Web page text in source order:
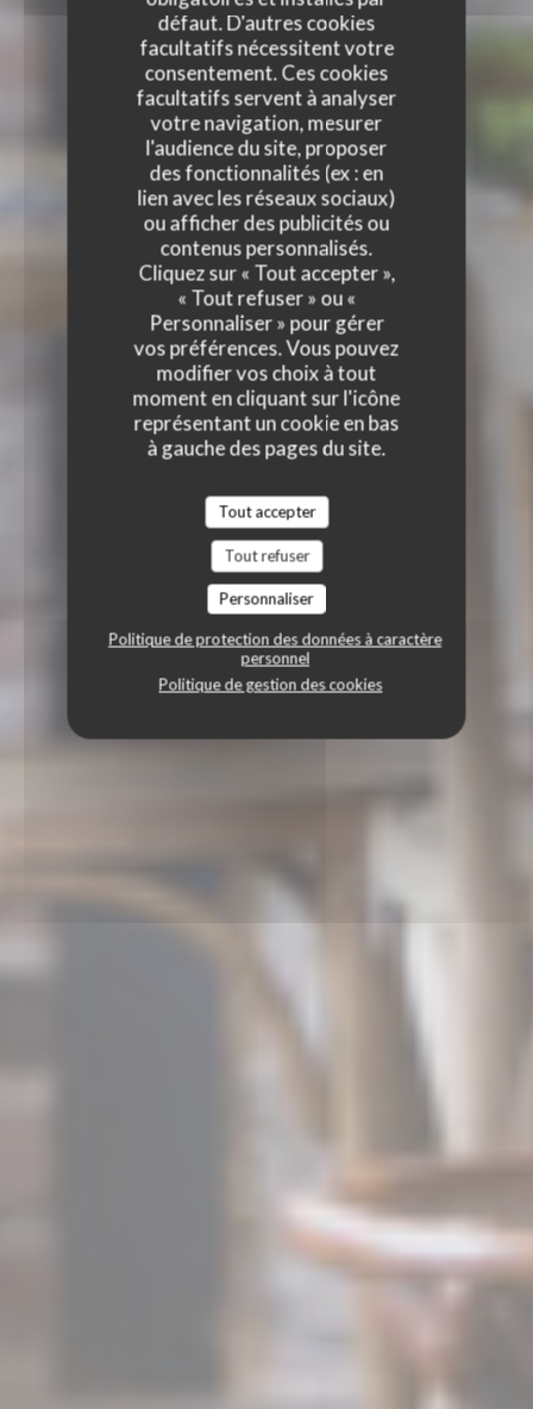
défaut. D'autres cookies
facultatifs nécessitent votre
consentement. Ces cookies
facultatifs servent à analyser
votre navigation, mesurer
l'audience du site, proposer
des fonctionnalités (ex : en
lien avec les réseaux sociaux)
ou afficher des publicités ou
contenus personnalisés.
Cliquez sur « Tout accepter »,
« Tout refuser » ou «
Personnaliser » pour gérer
vos préférences. Vous pouvez
modifier vos choix à tout
moment en cliquant sur l'icône
représentant un cookie en bas
à gauche des pages du site.
Tout accepter
Tout refuser
Personnaliser
Politique de protection des données à caractère
personnel
Politique de gestion des cookies